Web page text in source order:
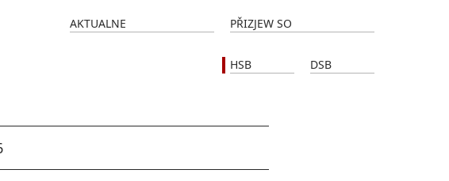
HSB DSB
AKTUALNE PŘIZJEW SO